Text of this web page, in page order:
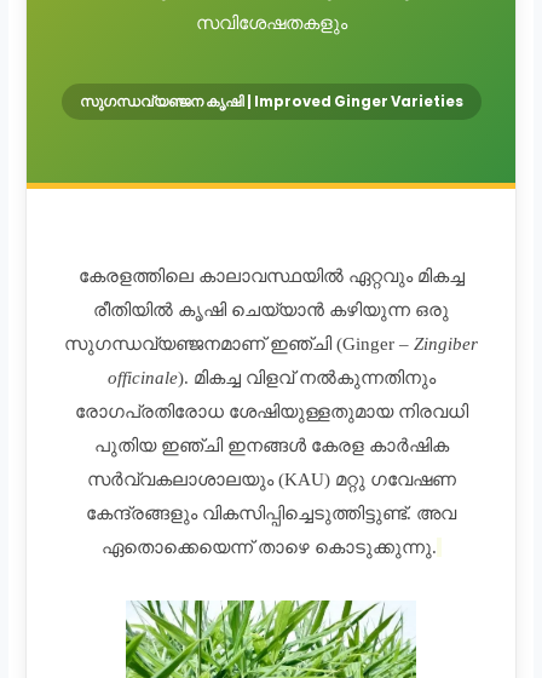
സവിശേഷതകളും
സുഗന്ധവ്യഞ്ജന കൃഷി | Improved Ginger Varieties
കേരളത്തിലെ കാലാവസ്ഥയിൽ ഏറ്റവും മികച്ച
രീതിയിൽ കൃഷി ചെയ്യാൻ കഴിയുന്ന ഒരു
സുഗന്ധവ്യഞ്ജനമാണ് ഇഞ്ചി (Ginger – Zingiber
officinale). മികച്ച വിളവ് നൽകുന്നതിനും
രോഗപ്രതിരോധ ശേഷിയുള്ളതുമായ നിരവധി
പുതിയ ഇഞ്ചി ഇനങ്ങൾ കേരള കാർഷിക
സർവ്വകലാശാലയും (KAU) മറ്റു ഗവേഷണ
കേന്ദ്രങ്ങളും വികസിപ്പിച്ചെടുത്തിട്ടുണ്ട്. അവ
ഏതൊക്കെയെന്ന് താഴെ കൊടുക്കുന്നു.